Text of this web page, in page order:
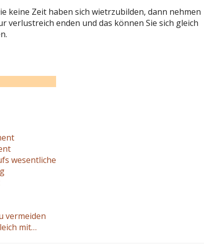
keine Zeit haben sich wietrzubilden, dann nehmen
verlustreich enden und das können Sie sich gleich
wesentliche
vermeiden
mit…